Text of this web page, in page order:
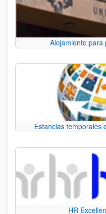
Alojamiento para
Estancias temporales
HR